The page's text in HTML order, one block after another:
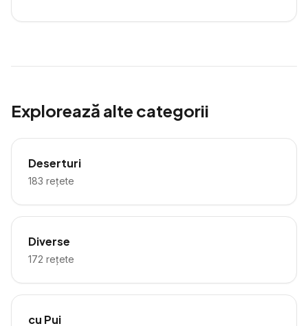
Explorează alte categorii
Deserturi
183 rețete
Diverse
172 rețete
cu Pui